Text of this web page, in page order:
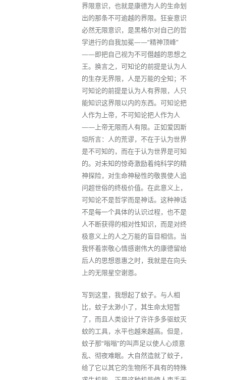
界限意识，也就是康德为人的生命划
出的那条不可逾越的界限。狂妄意识
必然无限意识，是黑格尔对自己的哲
学进行的自我加冕——“精神顶峰”
——即把自己视为不可僭越的思想之
王。换言之，可知论的前提是认为人
的生存无界限，人是万能的全知；不
可知论的前提是认为人有界限，人只
能知识这界限以内的东西。可知论把
人作为上帝，不可知论把人作为人
——上帝无限而人有限。正如爱因斯
坦所言：人的荒谬，不在于认为世界
是不可知的，而在于认为世界是可知
的。对未知的惊奇激励着纯科学的精
神探险，对生命神秘性的敬畏使人追
问超世俗的终极价值。在此意义上，
可知论不是哲学而是神话。这种神话
不是每一个具体的认识过程，也不是
人不断获得的相对性知识，而是对终
极意义上的人之万能的盲目相信。当
我怀着崇敬心情感谢伟大的康德留给
后人的思想恩惠之时，我就是在向头
上的无限星空谢恩。
写到这里，我想起了蚊子。与人相
比，蚊子太渺小了，其生命太短暂
了，而且人类设计了许许多多驱蚊灭
蚊的工具，水平也越来越高。但是，
蚊子那“嗡嗡”的叫声足以使人心烦意
乱、彻夜难眠。大自然造就了蚊子，
给了它以其它的生物所不具有的特殊